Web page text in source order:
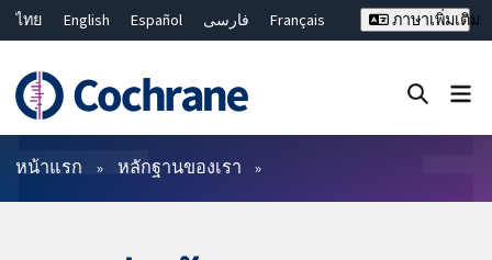
ไทย English Español فارسی
Français
Bahasa Malaysia
繁體中文 简体中文
ภาษาเพิ่มเติม
ตัวกรอง
หน้าแรก หลักฐานของเรา